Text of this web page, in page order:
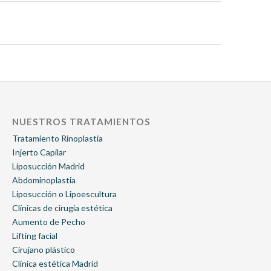
NUESTROS TRATAMIENTOS
Tratamiento Rinoplastia
Injerto Capilar
Liposucción Madrid
Abdominoplastia
Liposucción o Lipoescultura
Clínicas de cirugía estética
Aumento de Pecho
Lifting facial
Cirujano plástico
Clínica estética Madrid